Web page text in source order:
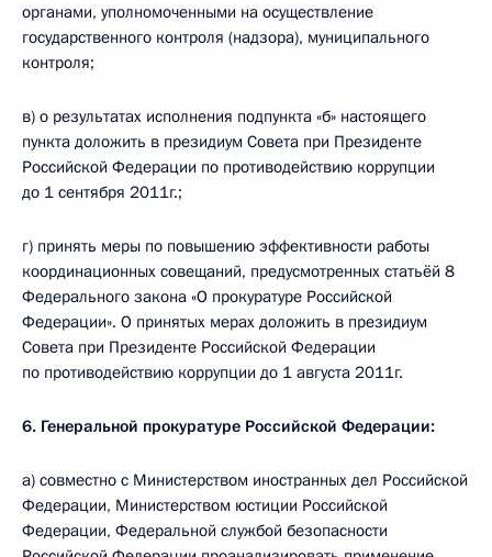
органами, уполномоченными на осуществление
государственного контроля (надзора), муниципального
контроля;
в) о результатах исполнения подпункта «б» настоящего
пункта доложить в президиум Совета при Президенте
Российской Федерации по противодействию коррупции
до 1 сентября 2011г.;
г) принять меры по повышению эффективности работы
координационных совещаний, предусмотренных статьёй 8
Федерального закона «О прокуратуре Российской
Федерации». О принятых мерах доложить в президиум
Совета при Президенте Российской Федерации
по противодействию коррупции до 1 августа 2011г.
6. Генеральной прокуратуре Российской Федерации:
а) совместно с Министерством иностранных дел Российской
Федерации, Министерством юстиции Российской
Федерации, Федеральной службой безопасности